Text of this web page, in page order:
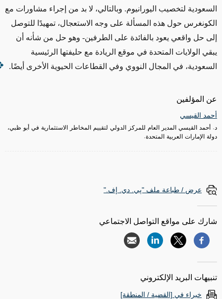
عن المؤلفين
أحمد القيسي
د. أحمد القيسي المدير العام للمركز الدولي لتقييم المخاطر الاستثمارية في أبو ظبي،
دولة الإمارات العربية المتحدة.
السعودية لتخصيب اليورانيوم. وبالتالي، لا بد من إجراء مشاورات مع
الكونغرس حول هذه المسألة على وجه الاستعجال، تمهيدًا للتوصل
إلى حل واقعي يعود بالفائدة على الطرفين- وهو حل من شأنه أن
يبقي الولايات المتحدة في موقع الريادة مع حليفتها الرئيسية
السعودية، في المجال النووي وفي القطاعات الحيوية الأخرى أيضًا.
عرض / طباعة ملف "پي. دي. إف."
شارك على مواقع التواصل الاجتماعي
تنبيهات البريد الإلكتروني
خبراء في [القضية / المنطقة]